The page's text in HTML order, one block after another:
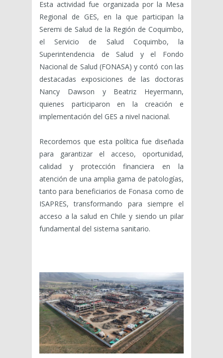
Esta actividad fue organizada por la Mesa
Regional de GES, en la que participan la
Seremi de Salud de la Región de Coquimbo,
el Servicio de Salud Coquimbo, la
Superintendencia de Salud y el Fondo
Nacional de Salud (FONASA) y contó con las
destacadas exposiciones de las doctoras
Nancy Dawson y Beatriz Heyermann,
quienes participaron en la creación e
implementación del GES a nivel nacional.
Recordemos que esta política fue diseñada
para garantizar el acceso, oportunidad,
calidad y protección financiera en la
atención de una amplia gama de patologías,
tanto para beneficiarios de Fonasa como de
ISAPRES, transformando para siempre el
acceso a la salud en Chile y siendo un pilar
fundamental del sistema sanitario.